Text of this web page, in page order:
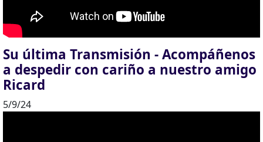
Su última Transmisión - Acompáñenos
a despedir con cariño a nuestro amigo
Ricard
5/9/24